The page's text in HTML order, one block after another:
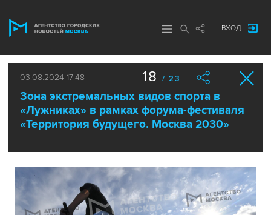
ВХОД
03.08.2024 17:48
Зона экстремальных видов спорта в
«Лужниках» в рамках форума-фестиваля
«Территория будущего. Москва 2030»
18 / 23